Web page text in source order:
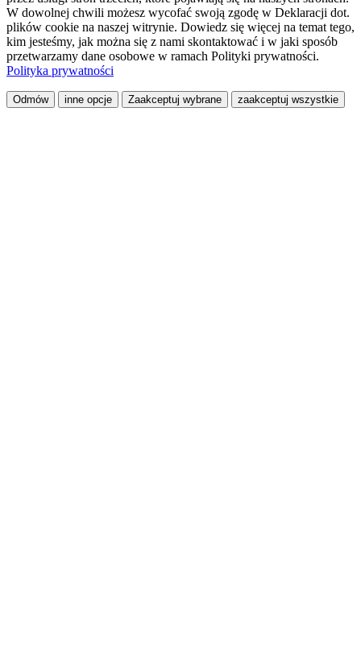
W dowolnej chwili możesz wycofać swoją zgodę w Deklaracji dot.
plików cookie na naszej witrynie. Dowiedz się więcej na temat tego,
kim jesteśmy, jak można się z nami skontaktować i w jaki sposób
przetwarzamy dane osobowe w ramach Polityki prywatności.
Polityka prywatności
Odmów inne opcje Zaakceptuj wybrane zaakceptuj wszystkie